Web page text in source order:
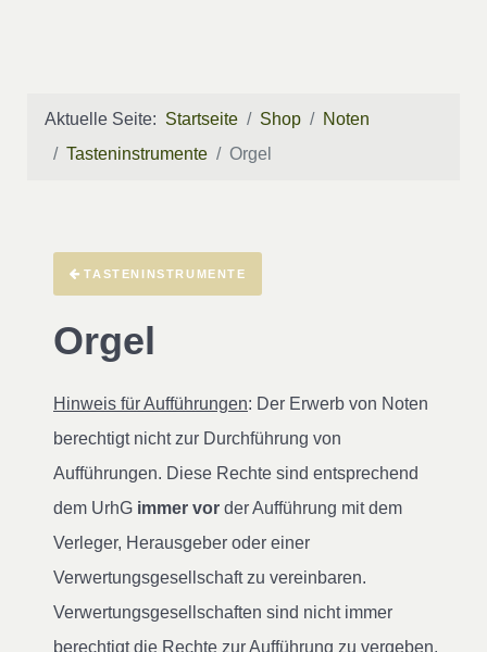
Aktuelle Seite: Startseite Shop
Noten
Tasteninstrumente
Orgel
TASTENINSTRUMENTE
Orgel
Hinweis für Aufführungen: Der Erwerb von Noten
berechtigt nicht zur Durchführung von
Aufführungen. Diese Rechte sind entsprechend
dem UrhG immer vor der Aufführung mit dem
Verleger, Herausgeber oder einer
Verwertungsgesellschaft zu vereinbaren.
Verwertungsgesellschaften sind nicht immer
berechtigt die Rechte zur Aufführung zu vergeben.